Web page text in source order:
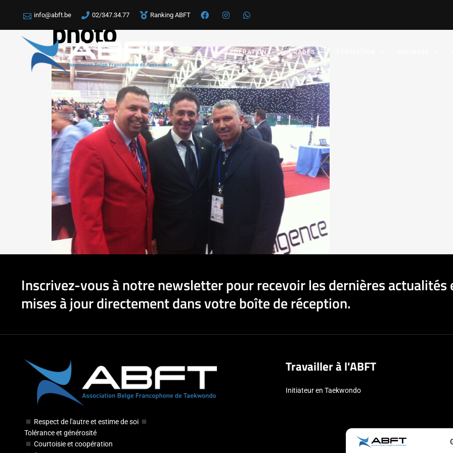
info@abft.be 02/347.34.77 Ranking ABFT
LA FÉDÉRATION GRADES
photo
Inscrivez-vous à notre newsletter pour recevoir les dernières actualités
mises à jour directement dans votre boîte de réception.
Respect de l'autre et estime de soi
Tolérance et générosité
Courtoisie et coopération
Travailler à l'ABFT
Initiateur en Taekwondo